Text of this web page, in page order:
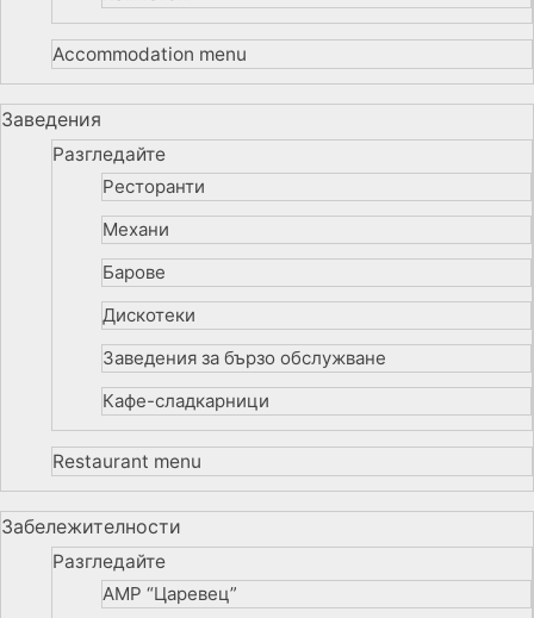
Accommodation menu
Заведения
Разгледайте
Ресторанти
Механи
Барове
Дискотеки
Заведения за бързо обслужване
Кафе-сладкарници
Restaurant menu
Забележителности
Разгледайте
АМР “Царевец”